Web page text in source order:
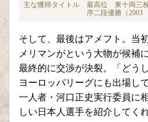
主な獲得タイトル 最高位 東十両三枚
序二段優勝（2003 3月
そして、最後はアメフト。当
メリマンがという大物が候補
最終的に交渉が決裂。「どう
ヨーロッパリーグにも出場し
一人者・河口正史実行委員に
しい日本人選手を紹介してく